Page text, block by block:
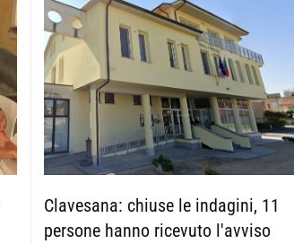
Clavesana: chiuse le indagini, 11
persone hanno ricevuto l'avviso